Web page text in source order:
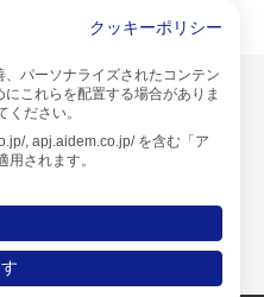
クッキーポリシー
パーソナライズされたコンテン
これらを配置する場合がありま
ださい。
, apj.aidem.co.jp/ を含む「ア
されます。